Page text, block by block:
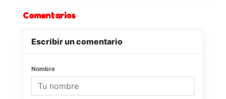
Comentarios
Escribir un comentario
Nombre